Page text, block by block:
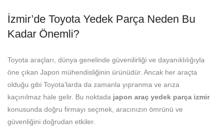
İzmir’de Toyota Yedek Parça Neden Bu
Kadar Önemli?
Toyota araçları, dünya genelinde güvenilirliği ve dayanıklılığıyla
öne çıkan Japon mühendisliğinin ürünüdür. Ancak her araçta
olduğu gibi Toyota’larda da zamanla yıpranma ve arıza
kaçınılmaz hale gelir. Bu noktada japon araç yedek parça izmir
konusunda doğru firmayı seçmek, aracınızın ömrünü ve
güvenliğini doğrudan etkiler.